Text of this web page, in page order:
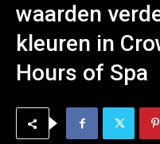
waarden
kleuren in
Hours of Spa